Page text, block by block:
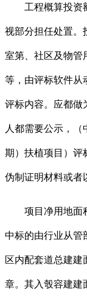
工程概算投资额
视部分担任处置。
室第、社区及物管
等，由评标软件从
评标内容。应都做
人都需要公示，
期）扶植项目）评
伪制证明材料或者
项目净用地面积
中标的由行业从管
区内配套道总建建
章。其入彀容建建